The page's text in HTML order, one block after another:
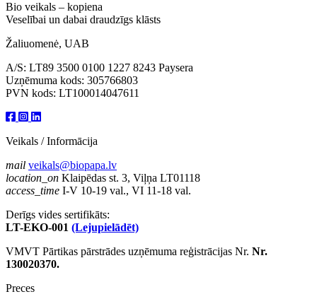
Bio veikals – kopiena
Veselībai un dabai draudzīgs klāsts
Žaliuomenė, UAB
A/S: LT89 3500 0100 1227 8243 Paysera
Uzņēmuma kods: 305766803
PVN kods: LT100014047611
Veikals / Informācija
mail veikals@biopapa.lv
location_on Klaipēdas st. 3, Viļņa LT01118
access_time I-V 10-19 val., VI 11-18 val.
Derīgs vides sertifikāts:
LT-EKO-001 (Lejupielādēt)
VMVT Pārtikas pārstrādes uzņēmuma reģistrācijas Nr. Nr.
130020370.
Preces